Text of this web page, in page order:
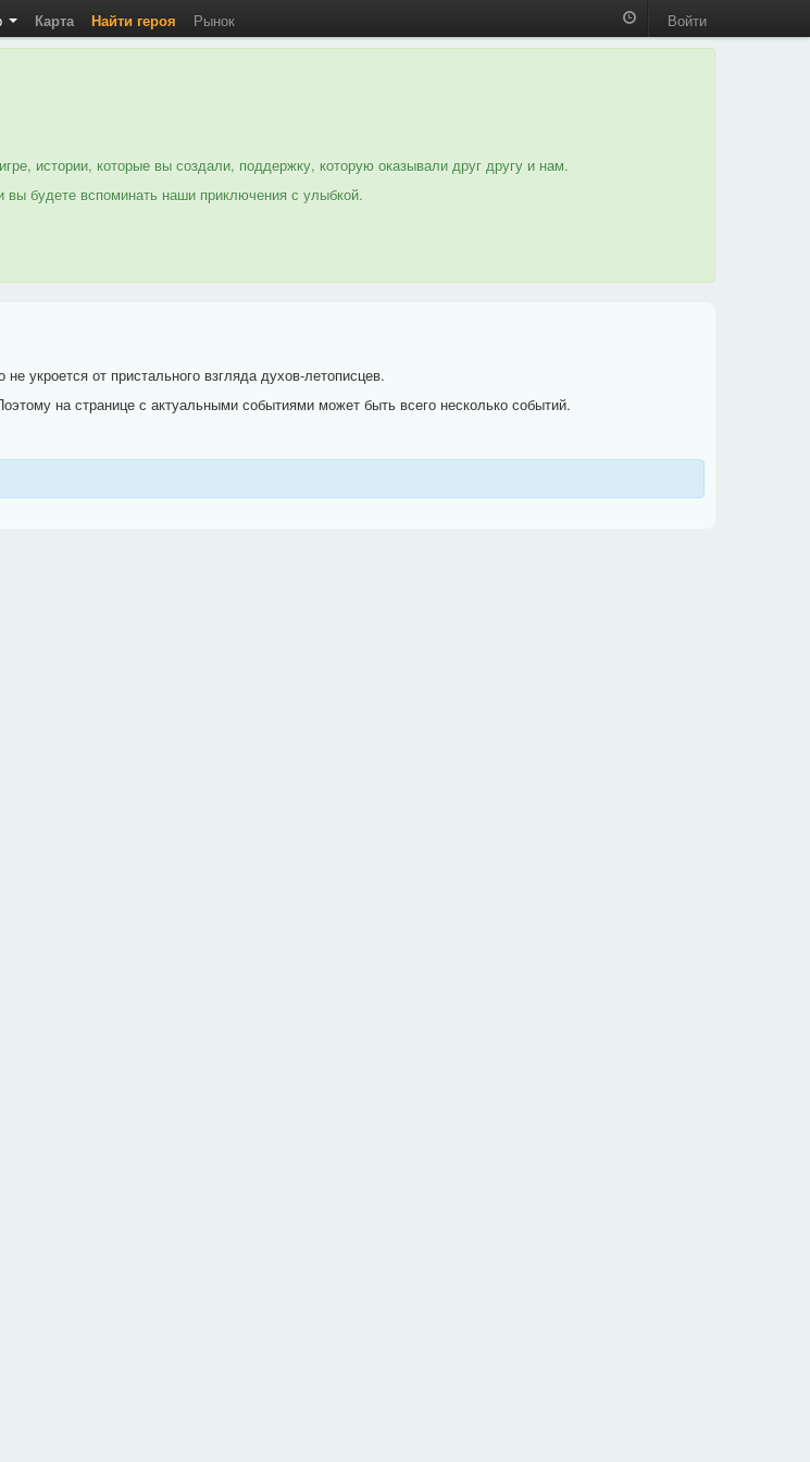
Карта Найти героя Рынок Войти
истории, которые вы создали, поддержку, которую оказывали друг другу и нам.
будете вспоминать наши приключения с улыбкой.
укроется от пристального взгляда духов-летописцев.
на странице с актуальными событиями может быть всего несколько событий.